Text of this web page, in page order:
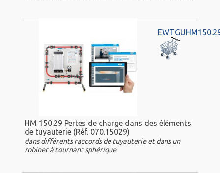
HM 150.29 Pertes de charge dans des éléments
de tuyauterie (Réf. 070.15029)
dans différents raccords de tuyauterie et dans un
robinet à tournant sphérique